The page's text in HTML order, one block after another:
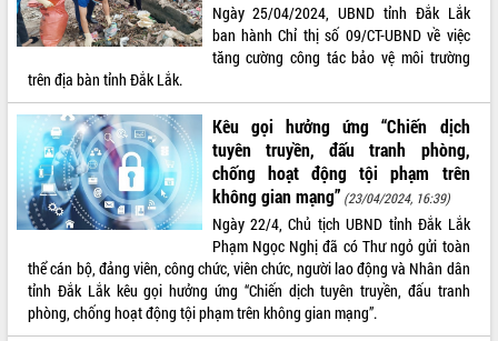
Ngày 25/04/2024, UBND tỉnh Đắk Lắk
ban hành Chỉ thị số 09/CT-UBND về việc
tăng cường công tác bảo vệ môi trường
trên địa bàn tỉnh Đắk Lắk.
Kêu gọi hưởng ứng “Chiến dịch
tuyên truyền, đấu tranh phòng,
chống hoạt động tội phạm trên
không gian mạng” (23/04/2024, 16:39)
Ngày 22/4, Chủ tịch UBND tỉnh Đắk Lắk
Phạm Ngọc Nghị đã có Thư ngỏ gửi toàn
thể cán bộ, đảng viên, công chức, viên chức, người lao động và Nhân dân
tỉnh Đắk Lắk kêu gọi hưởng ứng “Chiến dịch tuyên truyền, đấu tranh
phòng, chống hoạt động tội phạm trên không gian mạng”.